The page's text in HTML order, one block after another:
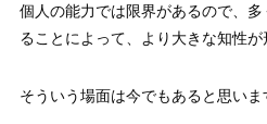
個人の能力では限界があるので、
ることによって、より大きな知性が
そういう場面は今でもあると思いま